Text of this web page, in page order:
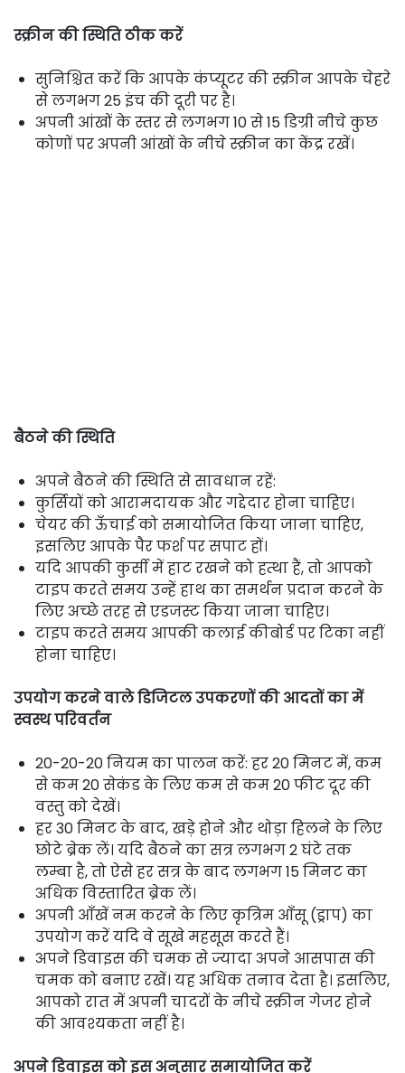
स्क्रीन की स्थिति ठीक करें
सुनिश्चित करें कि आपके कंप्यूटर की स्क्रीन आपके चेहरे
से लगभग 25 इंच की दूरी पर है।
अपनी आंखों के स्तर से लगभग 10 से 15 डिग्री नीचे कुछ
कोणों पर अपनी आंखों के नीचे स्क्रीन का केंद्र रखें।
बैठने की स्थिति
अपने बैठने की स्थिति से सावधान रहें:
कुर्सियों को आरामदायक और गद्देदार होना चाहिए।
चेयर की ऊँचाई को समायोजित किया जाना चाहिए,
इसलिए आपके पैर फर्श पर सपाट हों।
यदि आपकी कुर्सी में हाट रखने को हत्था हैं, तो आपको
टाइप करते समय उन्हें हाथ का समर्थन प्रदान करने के
लिए अच्छे तरह से एडजस्ट किया जाना चाहिए।
टाइप करते समय आपकी कलाई कीबोर्ड पर टिका नहीं
होना चाहिए।
उपयोग करने वाले डिजिटल उपकरणों की आदतों का में
स्वस्थ परिवर्तन
20-20-20 नियम का पालन करें: हर 20 मिनट में, कम
से कम 20 सेकंड के लिए कम से कम 20 फीट दूर की
वस्तु को देखें।
हर 30 मिनट के बाद, खड़े होने और थोड़ा हिलने के लिए
छोटे ब्रेक लें। यदि बैठने का सत्र लगभग 2 घंटे तक
लम्बा है, तो ऐसे हर सत्र के बाद लगभग 15 मिनट का
अधिक विस्तारित ब्रेक लें।
अपनी आँखें नम करने के लिए कृत्रिम आँसू (ड्राप) का
उपयोग करें यदि वे सूखे महसूस करते हैं।
अपने डिवाइस की चमक से ज्यादा अपने आसपास की
चमक को बनाए रखें। यह अधिक तनाव देता है। इसलिए,
आपको रात में अपनी चादरों के नीचे स्क्रीन गेजर होने
की आवश्यकता नहीं है।
अपने डिवाइस को इस अनुसार समायोजित करें